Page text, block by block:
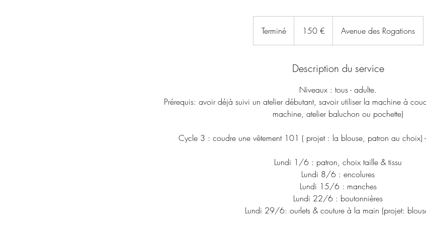
TerminéT
e
é
150 € Avenue des Rogations
Description du service
Niveaux : tous - adulte.
Prérequis: avoir déjà suivi un atelier débutant, savoir utiliser la machine à
machine, atelier baluchon ou pochette)
Cycle 3 : coudre une vêtement 101 ( projet : la blouse, patron au
Lundi 1/6 : patron, choix taille & tissu
Lundi 8/6 : encolures
Lundi 15/6 : manches
Lundi 22/6 : boutonnières
Lundi 29/6: ourlets & couture à la main (projet: